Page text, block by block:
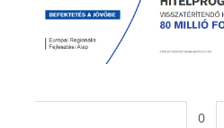
0